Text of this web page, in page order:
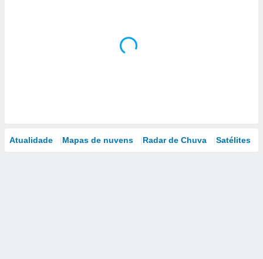
Atualidade Mapas de nuvens Radar de Chuva Satélites